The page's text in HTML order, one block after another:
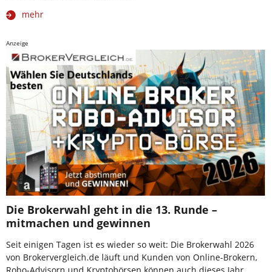
mehr
Anzeige
Die Brokerwahl geht in die 13. Runde –
mitmachen und gewinnen
Seit einigen Tagen ist es wieder so weit: Die Brokerwahl 2026
von Brokervergleich.de läuft und Kunden von Online-Brokern,